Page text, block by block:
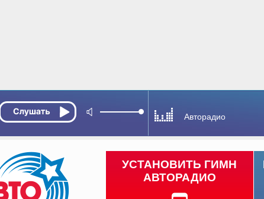
Авторадио
УСТАНОВИТЬ ГИМН
АВТОРАДИО